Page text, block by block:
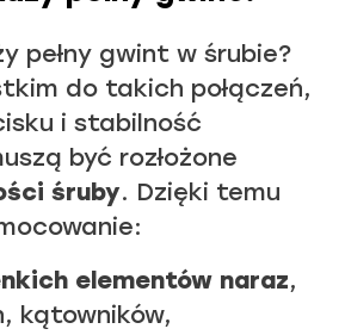
pełny gwint w śrubie?
do takich połączeń,
i stabilność
być rozłożone
śruby. Dzięki temu
elementów naraz,
kątowników,